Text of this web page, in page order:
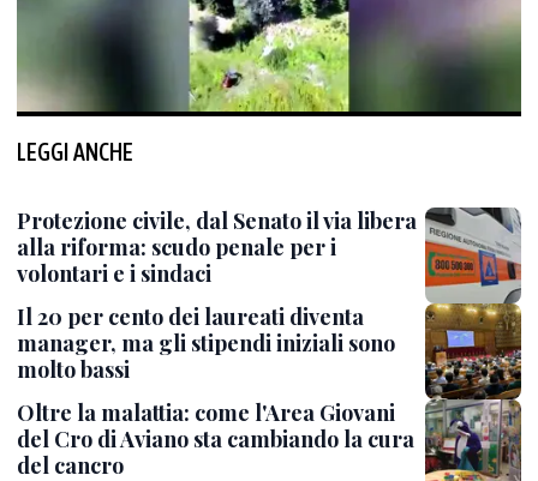
LEGGI ANCHE
Protezione civile, dal Senato il via libera
alla riforma: scudo penale per i
volontari e i sindaci
Il 20 per cento dei laureati diventa
manager, ma gli stipendi iniziali sono
molto bassi
Oltre la malattia: come l'Area Giovani
del Cro di Aviano sta cambiando la cura
del cancro